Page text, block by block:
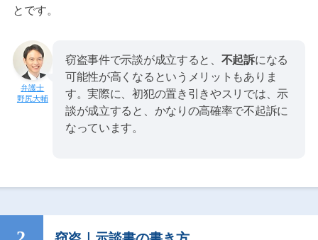
とです。
野尻大輔
窃盗事件で示談が成立すると、 不起訴になる
可能性が高くなるというメリットもありま
す。実際に、初犯の置き引きやスリでは、示
談が成立すると、かなりの高確率で不起訴に
なっています。